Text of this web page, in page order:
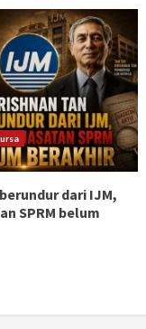
dari IJM,
SPRM belum